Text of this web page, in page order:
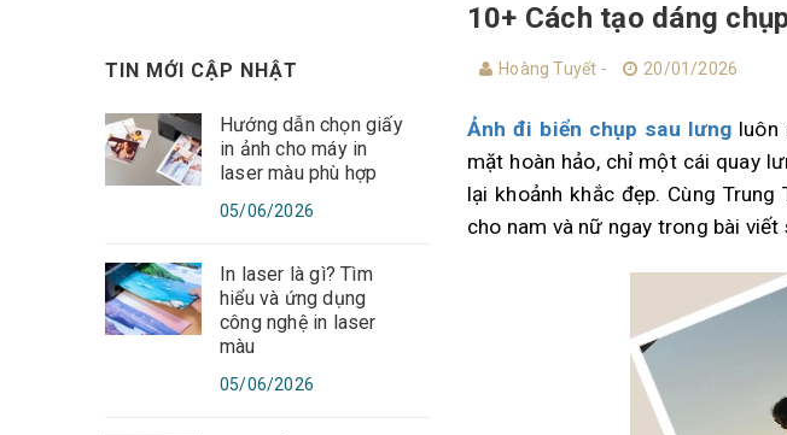
TIN MỚI CẬP NHẬT
Hướng dẫn chọn giấy
in ảnh cho máy in
laser màu phù hợp
05/06/2026
In laser là gì? Tìm
hiểu và ứng dụng
công nghệ in laser
màu
05/06/2026
10+ Cách tạo dáng
Hoàng Tuyết - 20/01/2026
Ảnh đi biển chụp sau lưng luôn
mặt hoàn hảo, chỉ một cái quay
lại khoảnh khắc đẹp. Cùng
cho nam và nữ ngay trong bài viết